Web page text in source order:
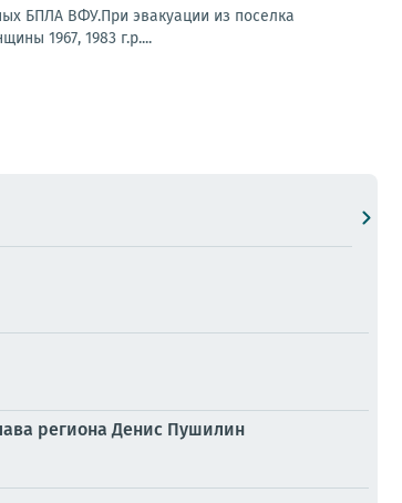
БПЛА ВФУ.При эвакуации из поселка
1967, 1983 г.р....
региона Денис Пушилин